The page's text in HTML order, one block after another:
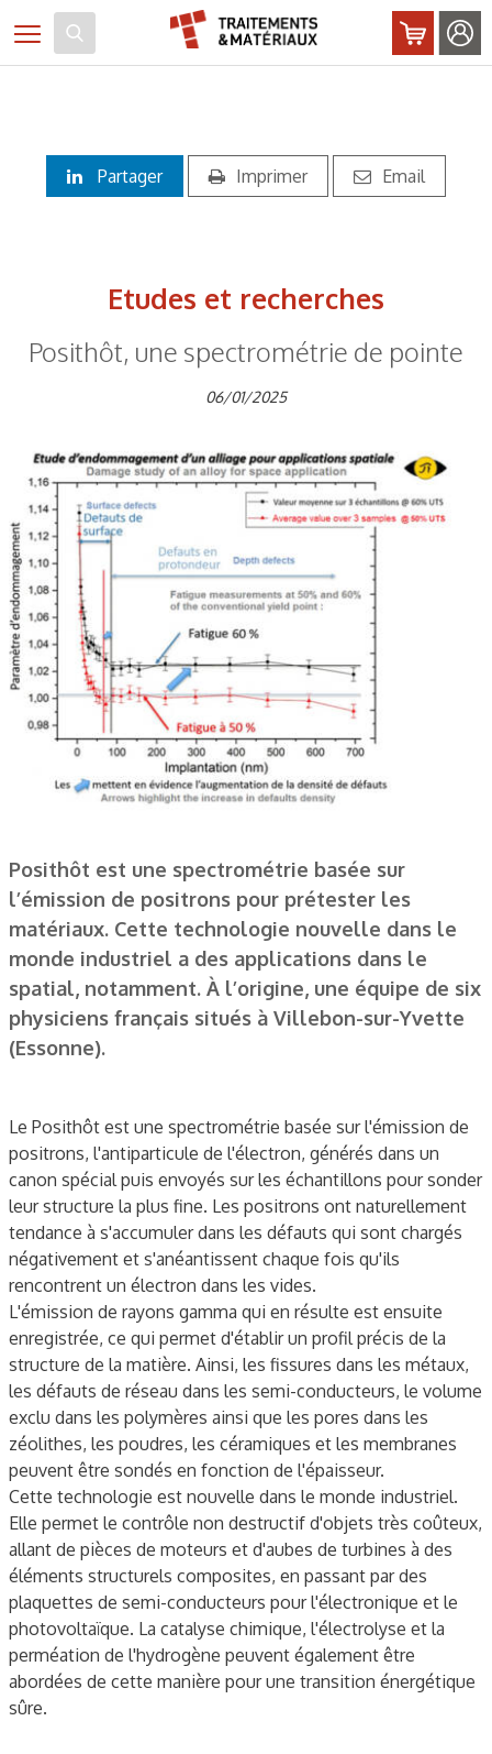
Toggle navigation
Partager Imprimer Email
Etudes et recherches
Posithôt, une spectrométrie de pointe
06/01/2025
Posithôt est une spectrométrie basée sur
l’émission de positrons pour prétester les
matériaux. Cette technologie nouvelle dans le
monde industriel a des applications dans le
spatial, notamment. À l’origine, une équipe de six
physiciens français situés à Villebon-sur-Yvette
(Essonne).
Le Posithôt est une spectrométrie basée sur l'émission de
positrons, l'antiparticule de l'électron, générés dans un
canon spécial puis envoyés sur les échantillons pour sonder
leur structure la plus fine. Les positrons ont naturellement
tendance à s'accumuler dans les défauts qui sont chargés
négativement et s'anéantissent chaque fois qu'ils
rencontrent un électron dans les vides.
L'émission de rayons gamma qui en résulte est ensuite
enregistrée, ce qui permet d'établir un profil précis de la
structure de la matière. Ainsi, les fissures dans les métaux,
les défauts de réseau dans les semi-conducteurs, le volume
exclu dans les polymères ainsi que les pores dans les
zéolithes, les poudres, les céramiques et les membranes
peuvent être sondés en fonction de l'épaisseur.
Cette technologie est nouvelle dans le monde industriel.
Elle permet le contrôle non destructif d'objets très coûteux,
allant de pièces de moteurs et d'aubes de turbines à des
éléments structurels composites, en passant par des
plaquettes de semi-conducteurs pour l'électronique et le
photovoltaïque. La catalyse chimique, l'électrolyse et la
perméation de l'hydrogène peuvent également être
abordées de cette manière pour une transition énergétique
sûre.
Panneau de gestion des cookies